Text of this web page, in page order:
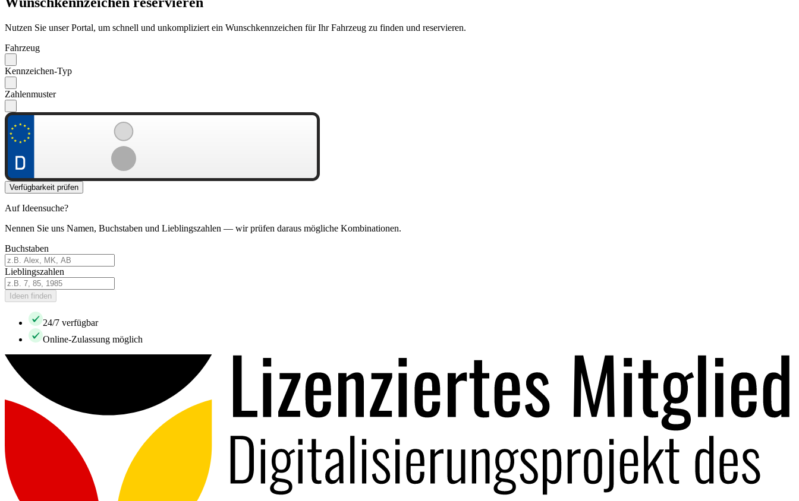
Nutzen Sie unser Portal, um schnell und unkompliziert ein Wunschkennzeichen für Ihr Fahrzeug zu finden und reservieren.
Fahrzeug
Kennzeichen-Typ
Zahlenmuster
Verfügbarkeit prüfen
Auf Ideensuche?
Nennen Sie uns Namen, Buchstaben und Lieblingszahlen — wir prüfen daraus mögliche Kombinationen.
Buchstaben
Lieblingszahlen
Ideen finden
24/7 verfügbar
Online-Zulassung möglich